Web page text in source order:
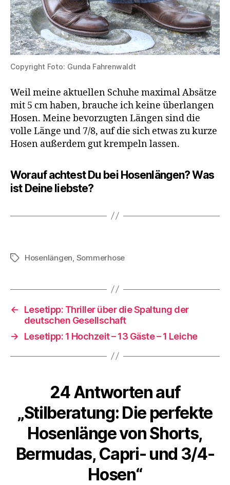
Copyright Foto: Gunda Fahrenwaldt
Weil meine aktuellen Schuhe maximal Absätze
mit 5 cm haben, brauche ich keine überlangen
Hosen. Meine bevorzugten Längen sind die
volle Länge und 7/8, auf die sich etwas zu kurze
Hosen außerdem gut krempeln lassen.
Worauf achtest Du bei Hosenlängen? Was
ist Deine liebste?
Schlagwörter
Hosenlängen, Sommerhose
←
Lesetipp: Thriller über die Spaltung der
deutschen Gesellschaft
→
Lesetipp: 1 Hochzeit – 13 Gäste – 1 Leiche
24 Antworten auf
„Stilberatung: Die perfekte
Hosenlänge von Shorts,
Bermudas, Capri- und 3/4-
Hosen“